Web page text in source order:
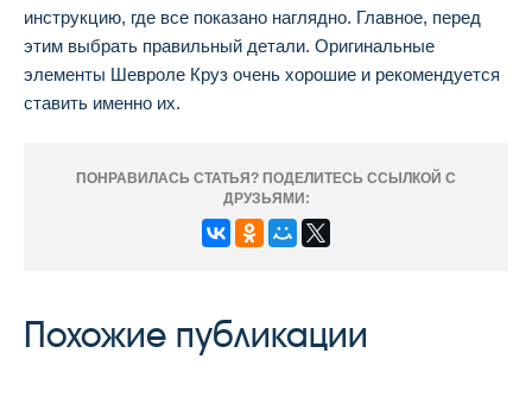
инструкцию, где все показано наглядно. Главное, перед
этим выбрать правильный детали. Оригинальные
элементы Шевроле Круз очень хорошие и рекомендуется
ставить именно их.
ПОНРАВИЛАСЬ СТАТЬЯ? ПОДЕЛИТЕСЬ ССЫЛКОЙ С
ДРУЗЬЯМИ:
Похожие публикации